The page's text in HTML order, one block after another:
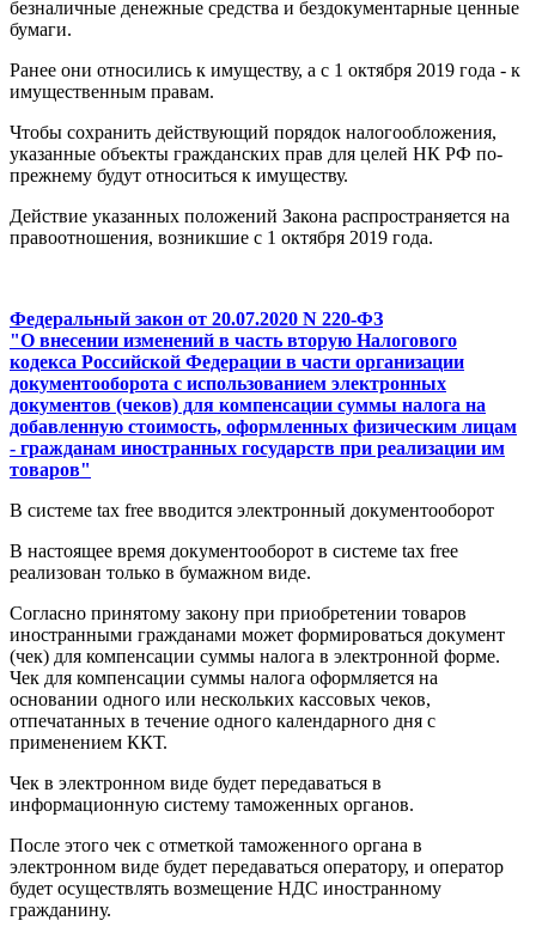
безналичные денежные средства и бездокументарные ценные
бумаги.
Ранее они относились к имуществу, а с 1 октября 2019 года - к
имущественным правам.
Чтобы сохранить действующий порядок налогообложения,
указанные объекты гражданских прав для целей НК РФ по-
прежнему будут относиться к имуществу.
Действие указанных положений Закона распространяется на
правоотношения, возникшие с 1 октября 2019 года.
Федеральный закон от 20.07.2020 N 220-ФЗ
"О внесении изменений в часть вторую Налогового
кодекса Российской Федерации в части организации
документооборота с использованием электронных
документов (чеков) для компенсации суммы налога на
добавленную стоимость, оформленных физическим лицам
- гражданам иностранных государств при реализации им
товаров"
В системе tax free вводится электронный документооборот
В настоящее время документооборот в системе tax free
реализован только в бумажном виде.
Согласно принятому закону при приобретении товаров
иностранными гражданами может формироваться документ
(чек) для компенсации суммы налога в электронной форме.
Чек для компенсации суммы налога оформляется на
основании одного или нескольких кассовых чеков,
отпечатанных в течение одного календарного дня с
применением ККТ.
Чек в электронном виде будет передаваться в
информационную систему таможенных органов.
После этого чек с отметкой таможенного органа в
электронном виде будет передаваться оператору, и оператор
будет осуществлять возмещение НДС иностранному
гражданину.